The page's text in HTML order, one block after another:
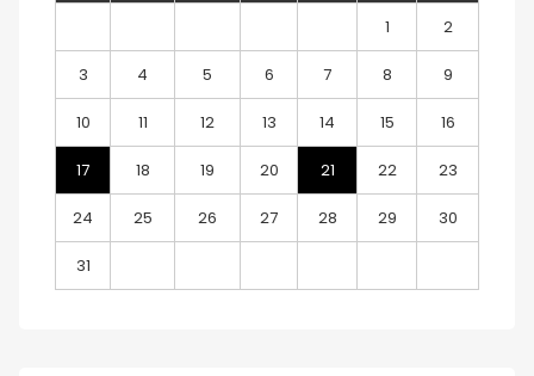
1 2
3 4 5 6 7 8 9
10 11 12 13 14 15 16
17 18 19 20 21 22 23
24 25 26 27 28 29 30
31